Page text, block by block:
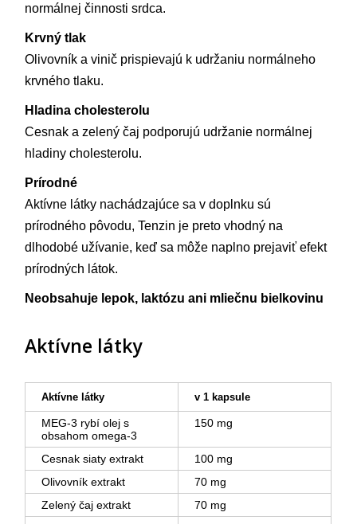
normálnej činnosti srdca.
Krvný tlak
Olivovník a vinič prispievajú k udržaniu normálneho
krvného tlaku.
Hladina cholesterolu
Cesnak a zelený čaj podporujú udržanie normálnej
hladiny cholesterolu.
Prírodné
Aktívne látky nachádzajúce sa v doplnku sú
prírodného pôvodu, Tenzin je preto vhodný na
dlhodobé užívanie, keď sa môže naplno prejaviť efekt
prírodných látok.
Neobsahuje lepok, laktózu ani mliečnu bielkovinu
Aktívne látky
Aktívne látky v 1 kapsule
MEG-3 rybí olej s
obsahom omega-3
150 mg
Cesnak siaty extrakt
100 mg
Olivovník extrakt
70 mg
Zelený čaj extrakt
70 mg